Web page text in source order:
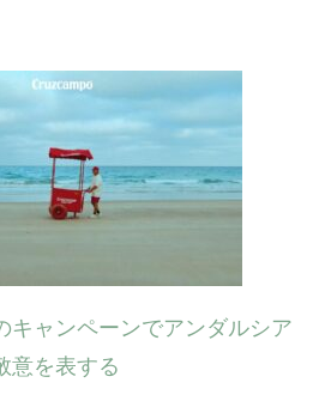
キャンペーンでアンダルシア
意を表する